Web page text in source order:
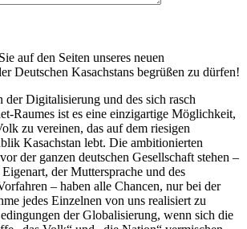
auf den Seiten unseres neuen
Deutschen Kasachstans begrüßen zu dürfen!
der Digitalisierung und des sich rasch
Raumes ist es eine einzigartige Möglichkeit,
zu vereinen, das auf dem riesigen
Kasachstan lebt. Die ambitionierten
der ganzen deutschen Gesellschaft stehen –
der Muttersprache und des
– haben alle Chancen, nur bei der
jedes Einzelnen von uns realisiert zu
der Globalisierung, wenn sich die